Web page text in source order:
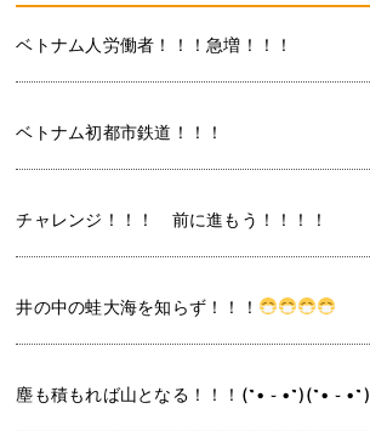
ベトナム人労働者！！！急増！！！
ベトナム初都市鉄道！！！
チャレンジ！！！ 前に進もう！！！！
井の中の蛙大海を知らず！！！
塵も積もれば山となる！！！(˶• ֊ •˶)(˶• ֊ •˶)